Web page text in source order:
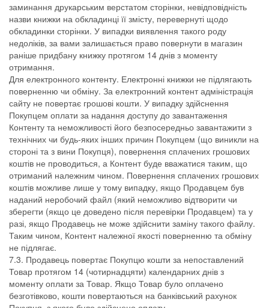
заминання друкарським верстатом сторінки, невідповідність
назви книжки на обкладинці її змісту, перевернуті щодо
обкладинки сторінки. У випадки виявлення такого роду
недоліків, за вами залишається право повернути в магазин
раніше придбану книжку протягом 14 днів з моменту
отримання.
Для електронного контенту. Електронні книжки не підлягають
поверненню чи обміну. За електронний контент адміністрація
сайту не повертає грошові кошти. У випадку здійснення
Покупцем оплати за надання доступу до завантаження
Контенту та неможливості його безпосередньо завантажити з
технічних чи будь-яких інших причин Покупцем (що виникли на
стороні та з вини Покупця), повернення сплачених грошових
коштів не проводиться, а Контент буде вважатися таким, що
отриманий належним чином. Повернення сплачених грошових
коштів можливе лише у тому випадку, якщо Продавцем був
наданий неробочий файл (який неможливо відтворити чи
зберегти (якщо це доведено після перевірки Продавцем) та у
разі, якщо Продавець не може здійснити заміну такого файлу.
Таким чином, Контент належної якості поверненню та обміну
не підлягає.
7.3. Продавець повертає Покупцю кошти за непоставлений
Товар протягом 14 (чотирнадцяти) календарних днів з
моменту оплати за Товар. Якщо Товар було оплачено
безготівково, кошти повертаються на банківський рахунок